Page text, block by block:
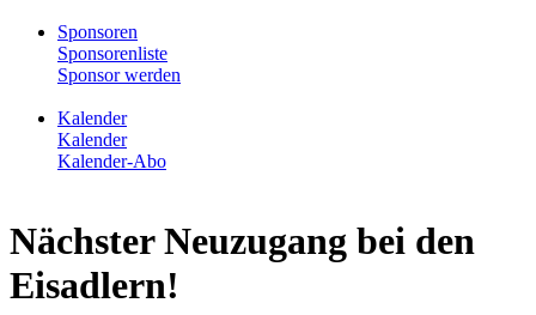
Sponsoren
Sponsorenliste
Sponsor werden
Kalender
Kalender
Kalender-Abo
Nächster Neuzugang bei den
Eisadlern!